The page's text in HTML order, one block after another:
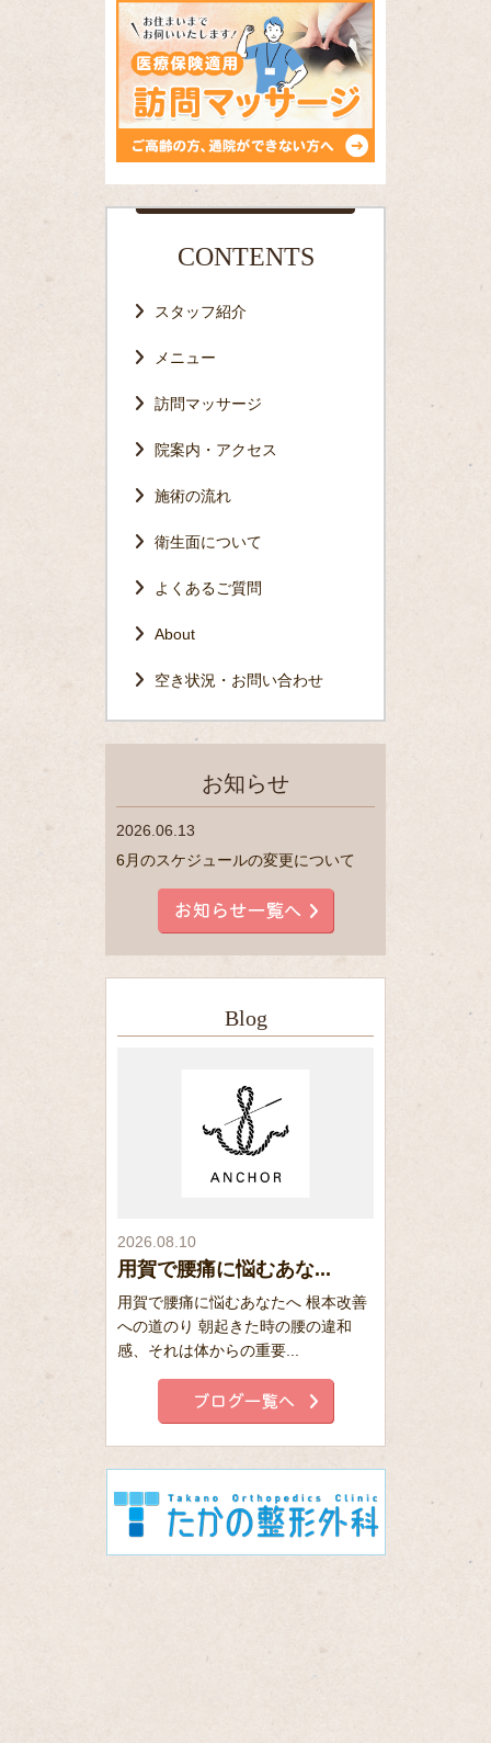
CONTENTS
スタッフ紹介
メニュー
訪問マッサージ
院案内・アクセス
施術の流れ
衛生面について
よくあるご質問
About
空き状況・お問い合わせ
お知らせ
2026.06.13
6月のスケジュールの変更について
Blog
2026.08.10
用賀で腰痛に悩むあな...
用賀で腰痛に悩むあなたへ 根本改善
への道のり 朝起きた時の腰の違和
感、それは体からの重要...